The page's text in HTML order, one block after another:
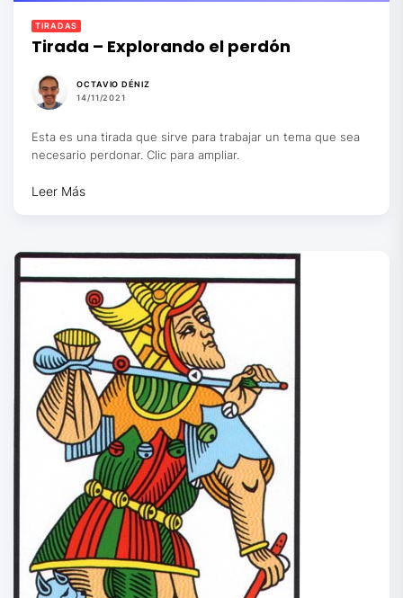
TIRADAS
Tirada – Explorando el perdón
OCTAVIO DÉNIZ
14/11/2021
Esta es una tirada que sirve para trabajar un tema que sea
necesario perdonar. Clic para ampliar.
Leer Más